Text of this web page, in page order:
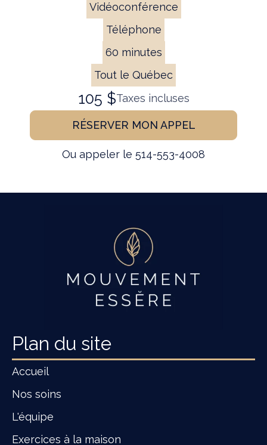
Vidéoconférence
Téléphone
60 minutes
Tout le Québec
105 $Taxes incluses
RÉSERVER MON APPEL
Ou appeler le 514-553-4008
Plan du site
Accueil
Nos soins
L'équipe
Exercices à la maison